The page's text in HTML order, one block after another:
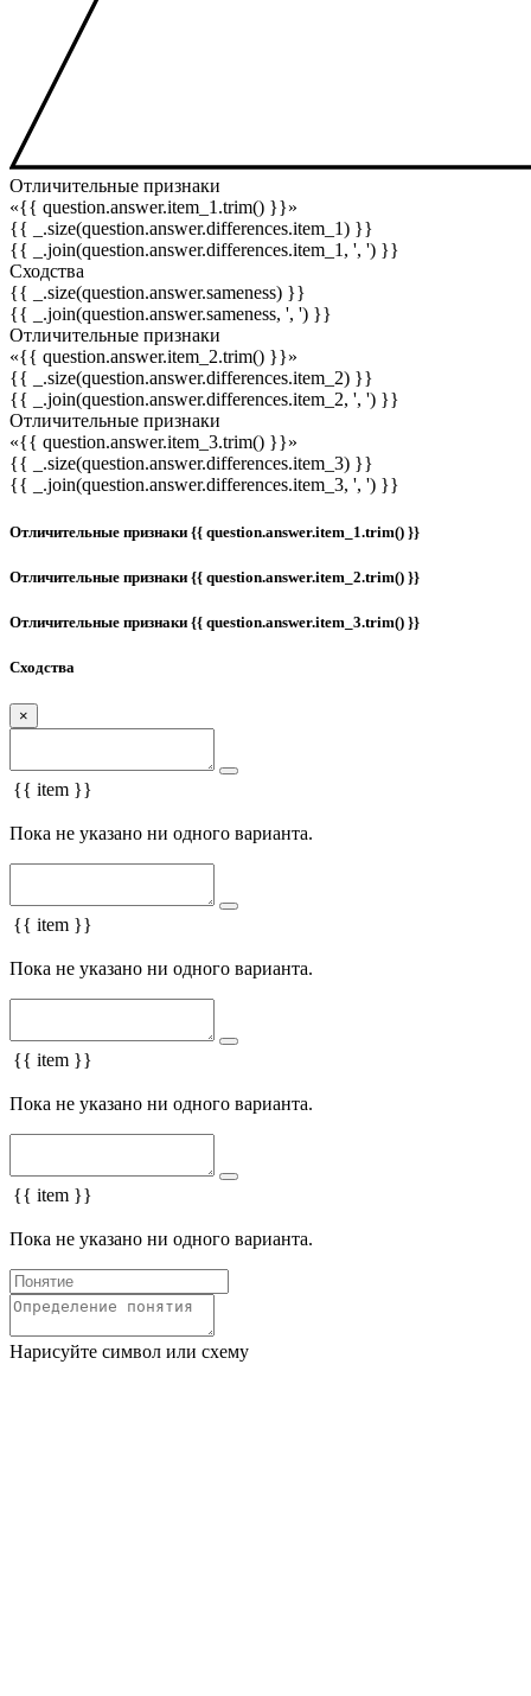
Отличительные признаки
«{{ question.answer.item_1.trim() }}»
{{ _.size(question.answer.differences.item_1) }}
{{ _.join(question.answer.differences.item_1, ', ') }}
Сходства
{{ _.size(question.answer.sameness) }}
{{ _.join(question.answer.sameness, ', ') }}
Отличительные признаки
«{{ question.answer.item_2.trim() }}»
{{ _.size(question.answer.differences.item_2) }}
{{ _.join(question.answer.differences.item_2, ', ') }}
Отличительные признаки
«{{ question.answer.item_3.trim() }}»
{{ _.size(question.answer.differences.item_3) }}
{{ _.join(question.answer.differences.item_3, ', ') }}
Отличительные признаки {{ question.answer.item_1.trim() }}
Отличительные признаки {{ question.answer.item_2.trim() }}
Отличительные признаки {{ question.answer.item_3.trim() }}
Сходства
×
{{ item }}
Пока не указано ни одного варианта.
{{ item }}
Пока не указано ни одного варианта.
{{ item }}
Пока не указано ни одного варианта.
{{ item }}
Пока не указано ни одного варианта.
Нарисуйте символ или схему